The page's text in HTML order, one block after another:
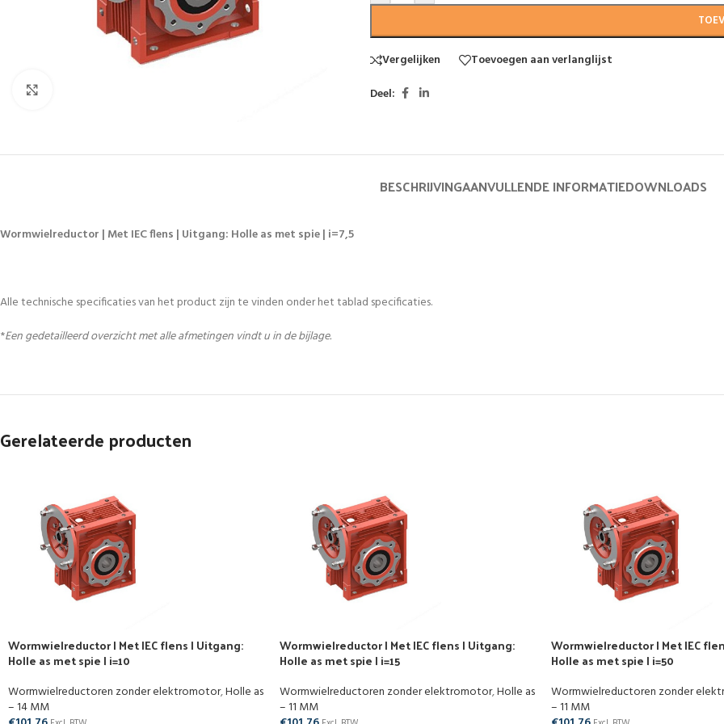
Vergelijken
Toevoegen aan verlanglijst
Deel:
BESCHRIJVINGAANVULLENDE INFORMATIEDOWNLOADS
Wormwielreductor | Met IEC flens | Uitgang: Holle as met spie | i=7,5
Alle technische specificaties van het product zijn te vinden onder het tablad specificaties.
*Een gedetailleerd overzicht met alle afmetingen vindt u in de bijlage.
Gerelateerde producten
Wormwielreductor | Met IEC flens | Uitgang:
Holle as met spie | i=10
Wormwielreductoren zonder elektromotor,Holle as
– 14 MM
Wormwielreductor | Met IEC flens | Uitgang:
Holle as met spie | i=15
Wormwielreductoren zonder elektromotor,Holle as
– 11 MM
Wormwielreductor | Met IEC
Holle as met spie | i=50
Wormwielreductoren zonder
– 11 MM